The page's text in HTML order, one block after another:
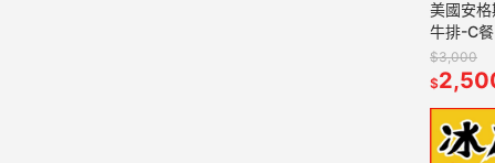
美國安
牛排-C餐
$3,000
$